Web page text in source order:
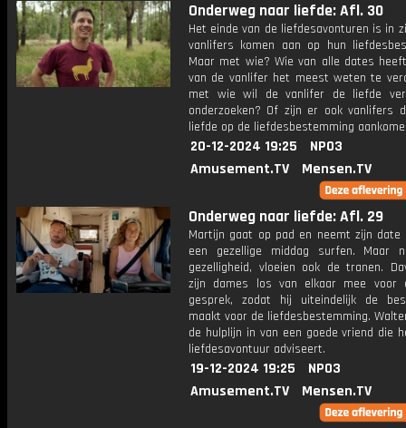
Onderweg naar liefde: Afl. 30
Het einde van de liefdesavonturen is in
vanlifers komen aan op hun
Maar met wie? Wie van alle dates
van de vanlifer het meest weten te
met wie wil de vanlifer de liefde
onderzoeken? Of zijn er ook vanlifers
liefde op de liefdesbestemming
20-12-2024 19:25
NPO3
Amusement.TV
Mensen.TV
Onderweg naar liefde: Afl. 29
Martijn gaat op pad en neemt zijn date
een gezellige middag surfen. Maar
gezelligheid, vloeien ook de tranen.
zijn dames los van elkaar mee voor
gesprek, zodat hij uiteindelijk de
maakt voor de liefdesbestemming.
de hulplijn in van een goede vriend die
liefdesavontuur adviseert.
19-12-2024 19:25
NPO3
Amusement.TV
Mensen.TV